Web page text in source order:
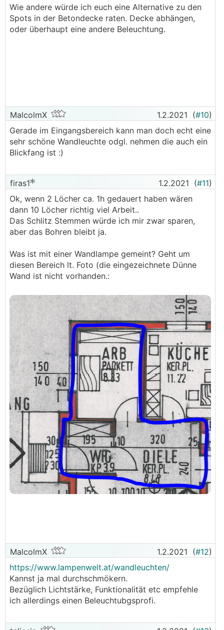
Wie andere würde ich euch eine Alternative zu den
Spots in der Betondecke raten. Decke abhängen,
oder überhaupt eine andere Beleuchtung.
MalcolmX 1.2.2021 (#10)
Gerade im Eingangsbereich kann man doch echt eine
sehr schöne Wandleuchte odgl. nehmen die auch ein
Blickfang ist :)
firas1 1.2.2021 (#11)
Ok, wenn 2 Löcher ca. 1h gedauert haben wären
dann 10 Löcher richtig viel Arbeit..
Das Schlitz Stemmen würde ich mir zwar sparen,
aber das Bohren bleibt ja.
Was ist mit einer Wandlampe gemeint? Geht um
diesen Bereich lt. Foto (die eingezeichnete Dünne
Wand ist nicht vorhanden.:
MalcolmX 1.2.2021 (#12)
https://www.lampenwelt.at/wandleuchten/
Kannst ja mal durchschmökern.
Bezüglich Lichtstärke, Funktionalität etc empfehle
ich allerdings einen Beleuchtubgsprofi.